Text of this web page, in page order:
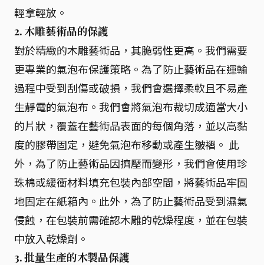
輕拿輕放。
2. 木雕藝術品的保護
對於精緻的木雕藝術品，其脆弱性更高。我們需要
更專業的氣泡布保護策略。為了防止藝術品在運輸
過程中受到刮傷或破損，我們會選擇柔軟且不易產
生靜電的氣泡布。我們會將氣泡布裁切成適當大小
的片狀，覆蓋在藝術品表面的每個角落，並以高黏
度的膠帶固定，避免氣泡布移動或產生皺褶。 此
外，為了防止藝術品因擠壓而變形，我們會使用珍
珠棉或緩衝材料填充包裝內部空間，將藝術品牢固
地固定在紙箱內。此外，為了防止藝術品受到濕氣
侵蝕，在包裝前需確認木雕的乾燥程度，並在包裝
中放入乾燥劑。
3. 批量生產的木製品保護